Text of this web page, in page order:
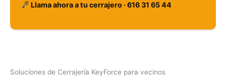
Llama ahora a tu cerrajero · 616 31 65 44
Soluciones de Cerrajería KeyForce para vecinos